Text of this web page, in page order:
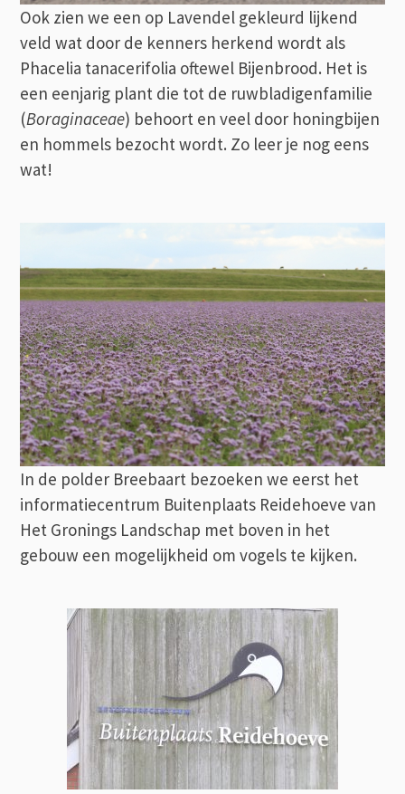
Ook zien we een op Lavendel gekleurd lijkend
veld wat door de kenners herkend wordt als
Phacelia tanacerifolia oftewel Bijenbrood. Het is
een eenjarig plant die tot de ruwbladigenfamilie
(Boraginaceae) behoort en veel door honingbijen
en hommels bezocht wordt. Zo leer je nog eens
wat!
In de polder Breebaart bezoeken we eerst het
informatiecentrum Buitenplaats Reidehoeve van
Het Gronings Landschap met boven in het
gebouw een mogelijkheid om vogels te kijken.